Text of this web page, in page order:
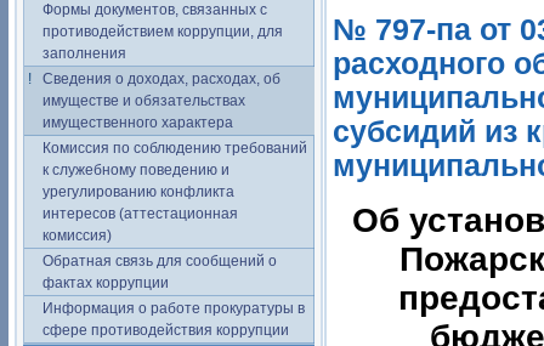
Формы документов, связанных с
противодействием коррупции, для
заполнения
Сведения о доходах, расходах, об
имуществе и обязательствах
имущественного характера
Комиссия по соблюдению требований
к служебному поведению и
урегулированию конфликта
интересов (аттестационная
комиссия)
Обратная связь для сообщений о
фактах коррупции
Информация о работе прокуратуры в
сфере противодействия коррупции
№ 797-па от
расходного
субсидий из
Об